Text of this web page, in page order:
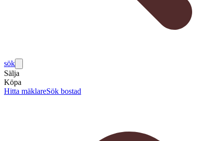
sök
Sälja
Köpa
Hitta mäklareSök bostad